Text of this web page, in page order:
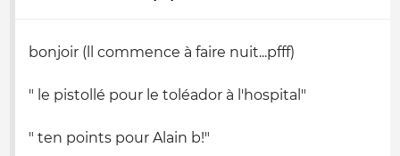
bonjoir (ll commence à faire nuit...pfff)
" le pistollé pour le toléador à l'hospital"
" ten points pour Alain b!"